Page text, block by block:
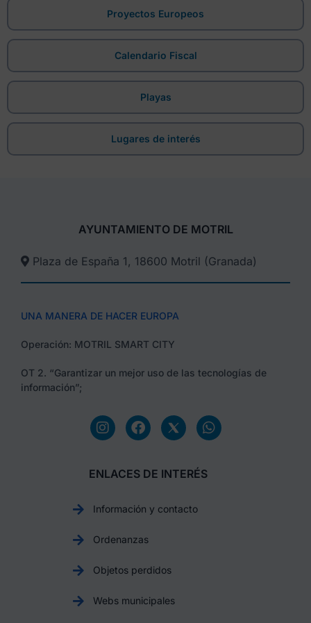
Proyectos Europeos
Calendario Fiscal
Playas
Lugares de interés
AYUNTAMIENTO DE MOTRIL
Plaza de España 1, 18600 Motril (Granada)​
UNA MANERA DE HACER EUROPA
Operación: MOTRIL SMART CITY
OT 2. “Garantizar un mejor uso de las tecnologías de
información”;
ENLACES DE INTERÉS
Información y contacto
Ordenanzas
Objetos perdidos
Webs municipales